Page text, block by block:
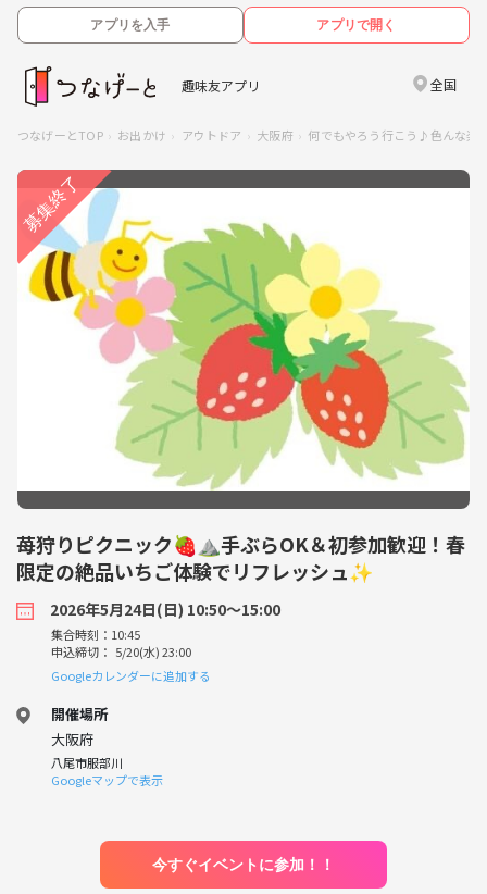
アプリを入手 アプリで開く
趣味友アプリ 全国
つなげーとTOP お出かけ アウトドア 大阪府 何でもやろう行こう♪色んな
苺狩りピクニック🍓⛰️手ぶらOK＆初参加歓迎！春
限定の絶品いちご体験でリフレッシュ✨
2026年5月24日(日) 10:50〜15:00
集合時刻：10:45
申込締切： 5/20(水) 23:00
Googleカレンダーに追加する
開催場所
大阪府
八尾市服部川
Googleマップで表示
今すぐイベントに参加！！